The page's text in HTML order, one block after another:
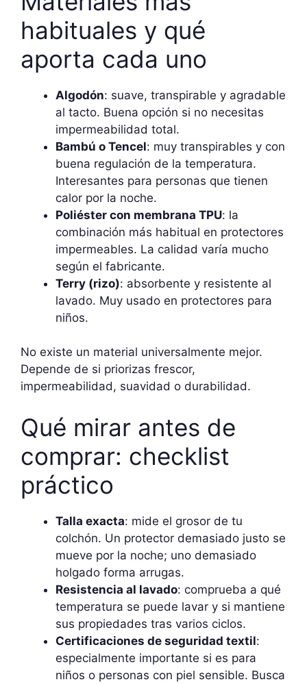
habituales y qué
aporta cada uno
Algodón: suave, transpirable y agradable
al tacto. Buena opción si no necesitas
impermeabilidad total.
Bambú o Tencel: muy transpirables y con
buena regulación de la temperatura.
Interesantes para personas que tienen
calor por la noche.
Poliéster con membrana TPU: la
combinación más habitual en protectores
impermeables. La calidad varía mucho
según el fabricante.
Terry (rizo): absorbente y resistente al
lavado. Muy usado en protectores para
niños.
No existe un material universalmente mejor.
Depende de si priorizas frescor,
impermeabilidad, suavidad o durabilidad.
Qué mirar antes de
comprar: checklist
práctico
Talla exacta: mide el grosor de tu
colchón. Un protector demasiado justo se
mueve por la noche; uno demasiado
holgado forma arrugas.
Resistencia al lavado: comprueba a qué
temperatura se puede lavar y si mantiene
sus propiedades tras varios ciclos.
Certificaciones de seguridad textil:
especialmente importante si es para
niños o personas con piel sensible. Busca